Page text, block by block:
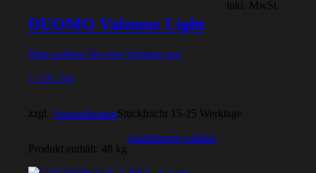
DUOMO Valstone Light
Bitte wählen Sie eine Variante aus.
1,12€ /kg
inkl. MwSt.
zzgl. VersandkostenStückfracht 15-25 Werktage
Produkt enthält: 48 kg
Ausführung wählen